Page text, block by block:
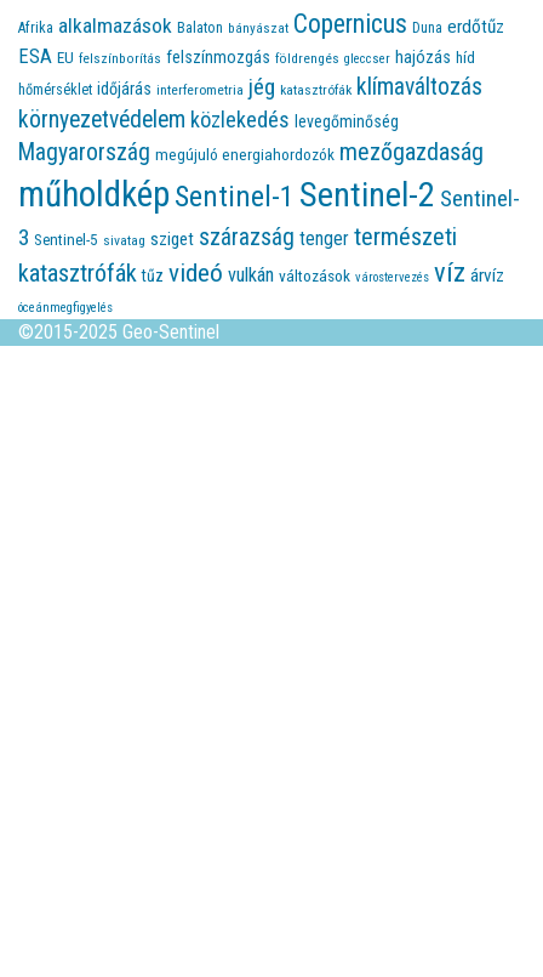
Afrika alkalmazások Balaton bányászat Copernicus Duna erdőtűz
ESA EU felszínborítás felszínmozgás földrengés gleccser hajózás híd
hőmérséklet időjárás interferometria jég katasztrófák klímaváltozás
környezetvédelem közlekedés levegőminőség
Magyarország megújuló energiahordozók mezőgazdaság
műholdkép Sentinel-1 Sentinel-2 Sentinel-
3 Sentinel-5 sivatag sziget szárazság tenger természeti
katasztrófák tűz videó vulkán változások várostervezés víz árvíz
óceánmegfigyelés
©2015-2025 Geo-Sentinel